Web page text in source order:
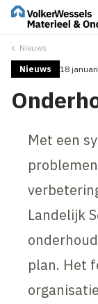
Nieuws
Nieuws 18
Met een
Landelijk
plan. Het